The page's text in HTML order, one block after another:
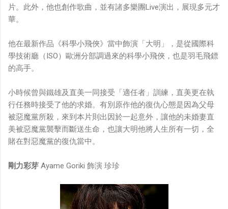
片。此外，他也創作歌曲，並有諸多樂團Live演出，展現多元才
華。
他在最新作品《科學小飛俠》當中飾演「大明」，是從國際科
學技術廳（ISO）歐洲分部調過來的科學小飛俠，也是羽毛飛鏢
的高手。
小時候曾與鐵雄及直美一同接受「適任者」訓練，直美更在執
行任務時接受了他的求婚。有別原作他的復仇心態是因為父母
被惡魔黨所殺，來到本片則出因於一起意外，讓他的未婚妻直
美被惡魔黨襲擊而斷送生命，也讓大明他將人生所有一切，全
賭在對惡魔黨的復仇當中。
剛力彩芽 Ayame Goriki 飾演 珍珍